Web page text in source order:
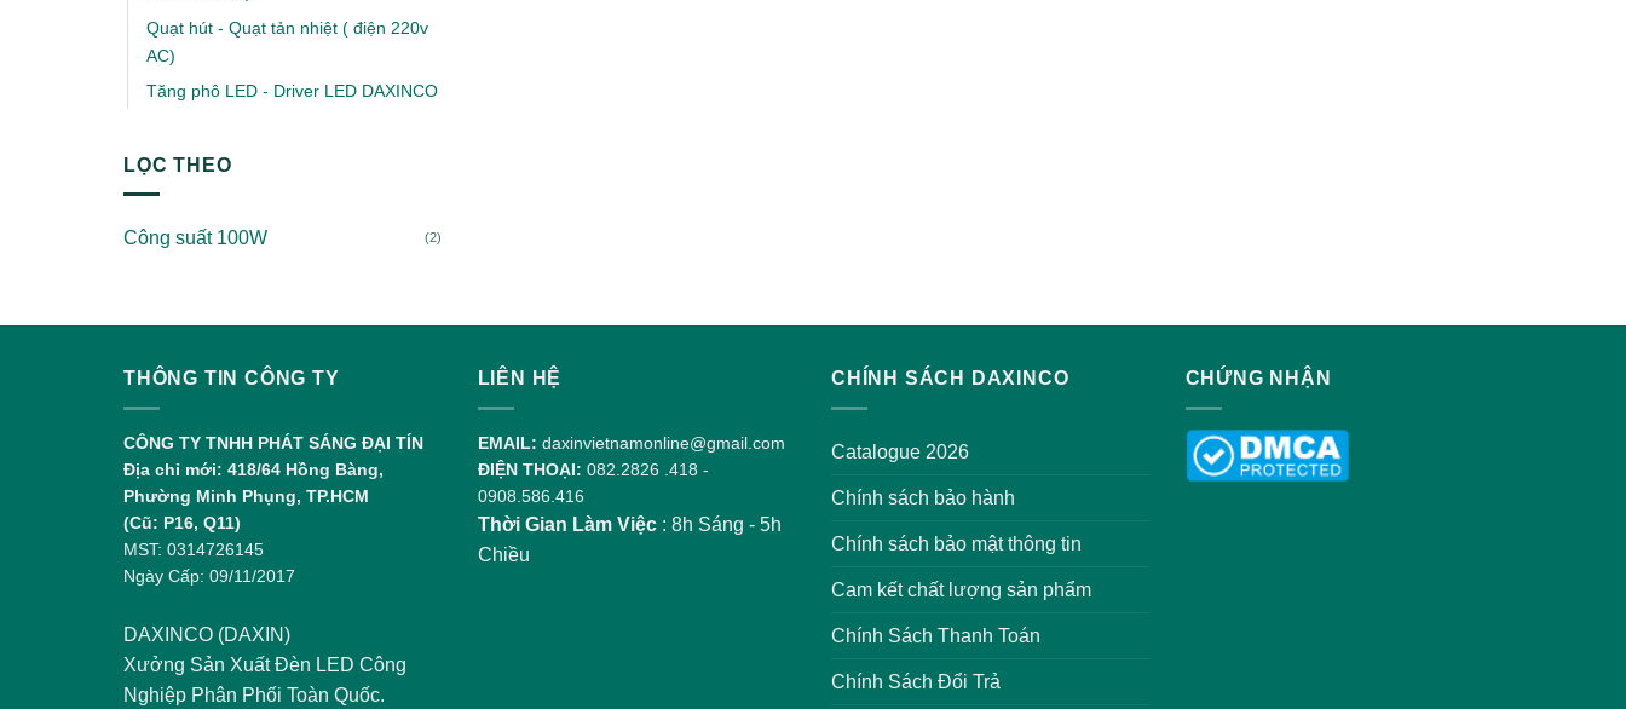
Quạt hút - Quạt tản nhiệt ( điện 220v
AC)
Tăng phô LED - Driver LED DAXINCO
LỌC THEO
Công suất 100W (2)
THÔNG TIN CÔNG TY
CÔNG TY TNHH PHÁT SÁNG ĐẠI TÍN
Địa chỉ mới: 418/64 Hồng Bàng,
Phường Minh Phụng, TP.HCM
(Cũ: P16, Q11)
MST: 0314726145
Ngày Cấp: 09/11/2017
DAXINCO (DAXIN)
Xưởng Sản Xuất Đèn LED Công
Nghiệp Phân Phối Toàn Quốc.
LIÊN HỆ
EMAIL: daxinvietnamonline@gmail.com
ĐIỆN THOẠI: 082.2826 .418-
0908.586.416
Thời Gian Làm Việc: 8h Sáng - 5h
Chiều
CHÍNH SÁCH DAXINCO
Catalogue 2026
Chính sách bảo hành
Chính sách bảo mật thông tin
Cam kết chất lượng sản phẩm
Chính Sách Thanh Toán
Chính Sách Đổi Trả
CHỨNG NHẬN